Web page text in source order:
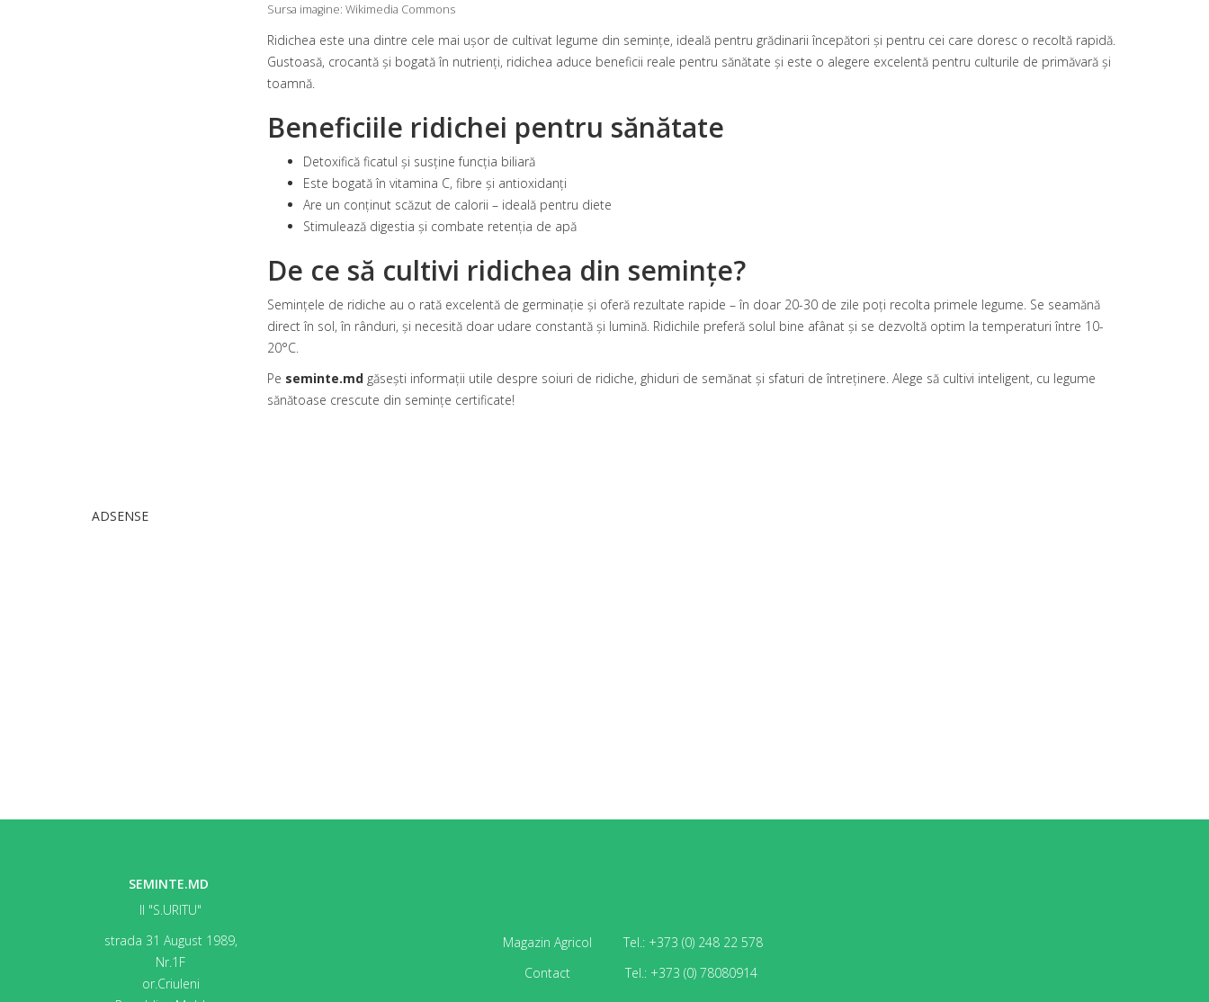
Sursa imagine: Wikimedia Commons
Ridichea este una dintre cele mai ușor de cultivat legume din semințe, ideală pentru grădinarii începători și pentru cei care doresc o recoltă rapidă.
Gustoasă, crocantă și bogată în nutrienți, ridichea aduce beneficii reale pentru sănătate și este o alegere excelentă pentru culturile de primăvară și
toamnă.
Beneficiile ridichei pentru sănătate
Detoxifică ficatul și susține funcția biliară
Este bogată în vitamina C, fibre și antioxidanți
Are un conținut scăzut de calorii – ideală pentru diete
Stimulează digestia și combate retenția de apă
De ce să cultivi ridichea din semințe?
Semințele de ridiche au o rată excelentă de germinație și oferă rezultate rapide – în doar 20-30 de zile poți recolta primele legume. Se seamănă
direct în sol, în rânduri, și necesită doar udare constantă și lumină. Ridichile preferă solul bine afânat și se dezvoltă optim la temperaturi între 10-
20°C.
Pe seminte.md găsești informații utile despre soiuri de ridiche, ghiduri de semănat și sfaturi de întreținere. Alege să cultivi inteligent, cu legume
sănătoase crescute din semințe certificate!
ADSENSE
SEMINTE.MD
II "S.URITU"
strada 31 August 1989,
Nr.1F
or.Criuleni
Magazin Agricol
Contact
Tel.: +373 (0) 248 22 578
Tel.: +373 (0) 78080914